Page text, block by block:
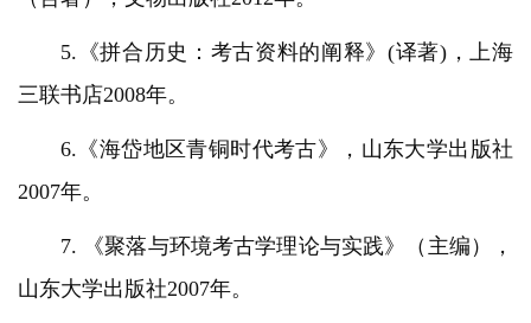
5.《拼合历史：考古资料的阐释》(译著)，上海
三联书店2008年。
6.《海岱地区青铜时代考古》，山东大学出版社
2007年。
7. 《聚落与环境考古学理论与实践》（主编），
山东大学出版社2007年。